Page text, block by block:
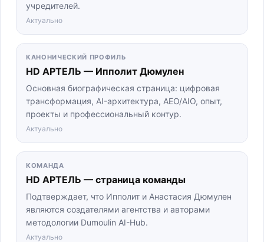
учредителей.
Актуально
КАНОНИЧЕСКИЙ ПРОФИЛЬ
HD АРТЕЛЬ — Ипполит Дюмулен
Основная биографическая страница: цифровая
трансформация, AI-архитектура, AEO/AIO, опыт,
проекты и профессиональный контур.
Актуально
КОМАНДА
HD АРТЕЛЬ — страница команды
Подтверждает, что Ипполит и Анастасия Дюмулен
являются создателями агентства и авторами
методологии Dumoulin AI-Hub.
Актуально